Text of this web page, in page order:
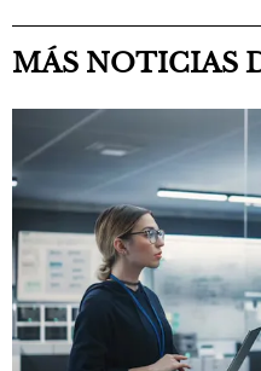
MÁS NOTICIAS